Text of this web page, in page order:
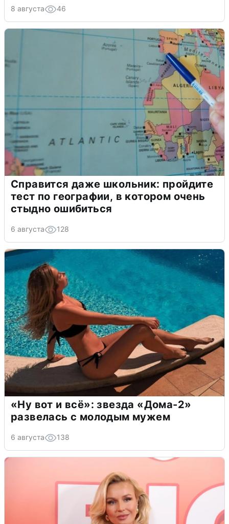
8 августа 46
Справится даже школьник: пройдите
тест по географии, в котором очень
стыдно ошибиться
6 августа 128
«Ну вот и всё»: звезда «Дома-2»
развелась с молодым мужем
6 августа 138